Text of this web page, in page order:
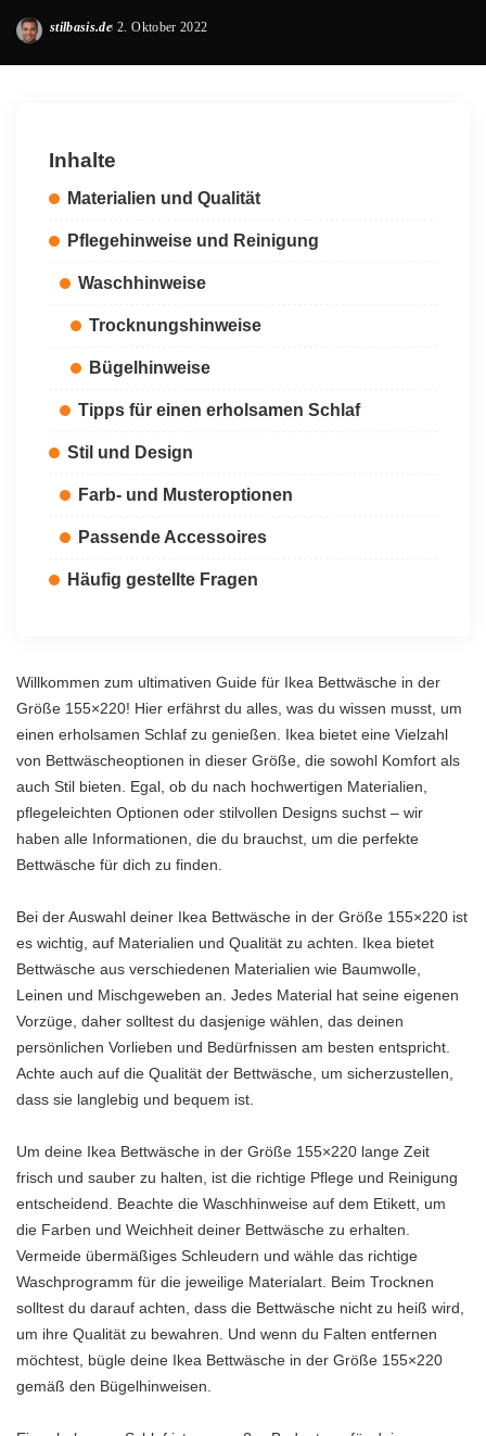
Posted
stilbasis.de 2. Oktober 2022
Inhalte
Materialien und Qualität
Pflegehinweise und Reinigung
Waschhinweise
Trocknungshinweise
Bügelhinweise
Tipps für einen erholsamen Schlaf
Stil und Design
Farb- und Musteroptionen
Passende Accessoires
Häufig gestellte Fragen
Willkommen zum ultimativen Guide für Ikea Bettwäsche in der
Größe 155×220! Hier erfährst du alles, was du wissen musst, um
einen erholsamen Schlaf zu genießen. Ikea bietet eine Vielzahl
von Bettwäscheoptionen in dieser Größe, die sowohl Komfort als
auch Stil bieten. Egal, ob du nach hochwertigen Materialien,
pflegeleichten Optionen oder stilvollen Designs suchst – wir
haben alle Informationen, die du brauchst, um die perfekte
Bettwäsche für dich zu finden.
Bei der Auswahl deiner Ikea Bettwäsche in der Größe 155×220 ist
es wichtig, auf Materialien und Qualität zu achten. Ikea bietet
Bettwäsche aus verschiedenen Materialien wie Baumwolle,
Leinen und Mischgeweben an. Jedes Material hat seine eigenen
Vorzüge, daher solltest du dasjenige wählen, das deinen
persönlichen Vorlieben und Bedürfnissen am besten entspricht.
Achte auch auf die Qualität der Bettwäsche, um sicherzustellen,
dass sie langlebig und bequem ist.
Um deine Ikea Bettwäsche in der Größe 155×220 lange Zeit
frisch und sauber zu halten, ist die richtige Pflege und Reinigung
entscheidend. Beachte die Waschhinweise auf dem Etikett, um
die Farben und Weichheit deiner Bettwäsche zu erhalten.
Vermeide übermäßiges Schleudern und wähle das richtige
Waschprogramm für die jeweilige Materialart. Beim Trocknen
solltest du darauf achten, dass die Bettwäsche nicht zu heiß wird,
um ihre Qualität zu bewahren. Und wenn du Falten entfernen
möchtest, bügle deine Ikea Bettwäsche in der Größe 155×220
gemäß den Bügelhinweisen.